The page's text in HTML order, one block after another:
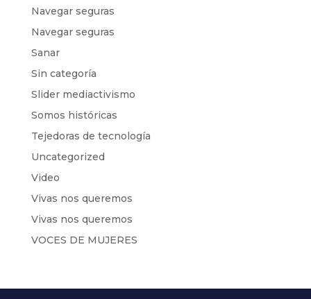
Navegar seguras
Navegar seguras
Sanar
Sin categoría
Slider mediactivismo
Somos históricas
Tejedoras de tecnología
Uncategorized
Video
Vivas nos queremos
Vivas nos queremos
VOCES DE MUJERES